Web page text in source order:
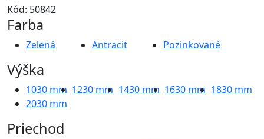
Kód: 50842
Farba
Zelená Antracit Pozinkované
Výška
1030 mm 1230 mm 1430mm 1630 mm 1830 mm
2030 mm
Priechod